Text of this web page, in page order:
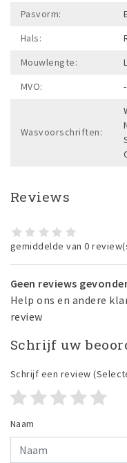
Pasvorm:
Hals:
Mouwlengte:
MVO:
-
Wasvoorschriften:
Reviews
gemiddelde van 0
Geen reviews
Help ons en andere
review
Schrijf uw
Schrijf een review
Naam